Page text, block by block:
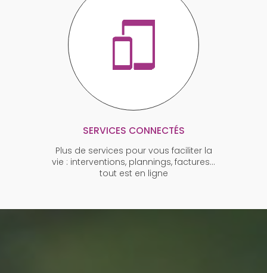
SERVICES CONNECTÉS
Plus de services pour vous faciliter la
vie : interventions, plannings, factures…
tout est en ligne